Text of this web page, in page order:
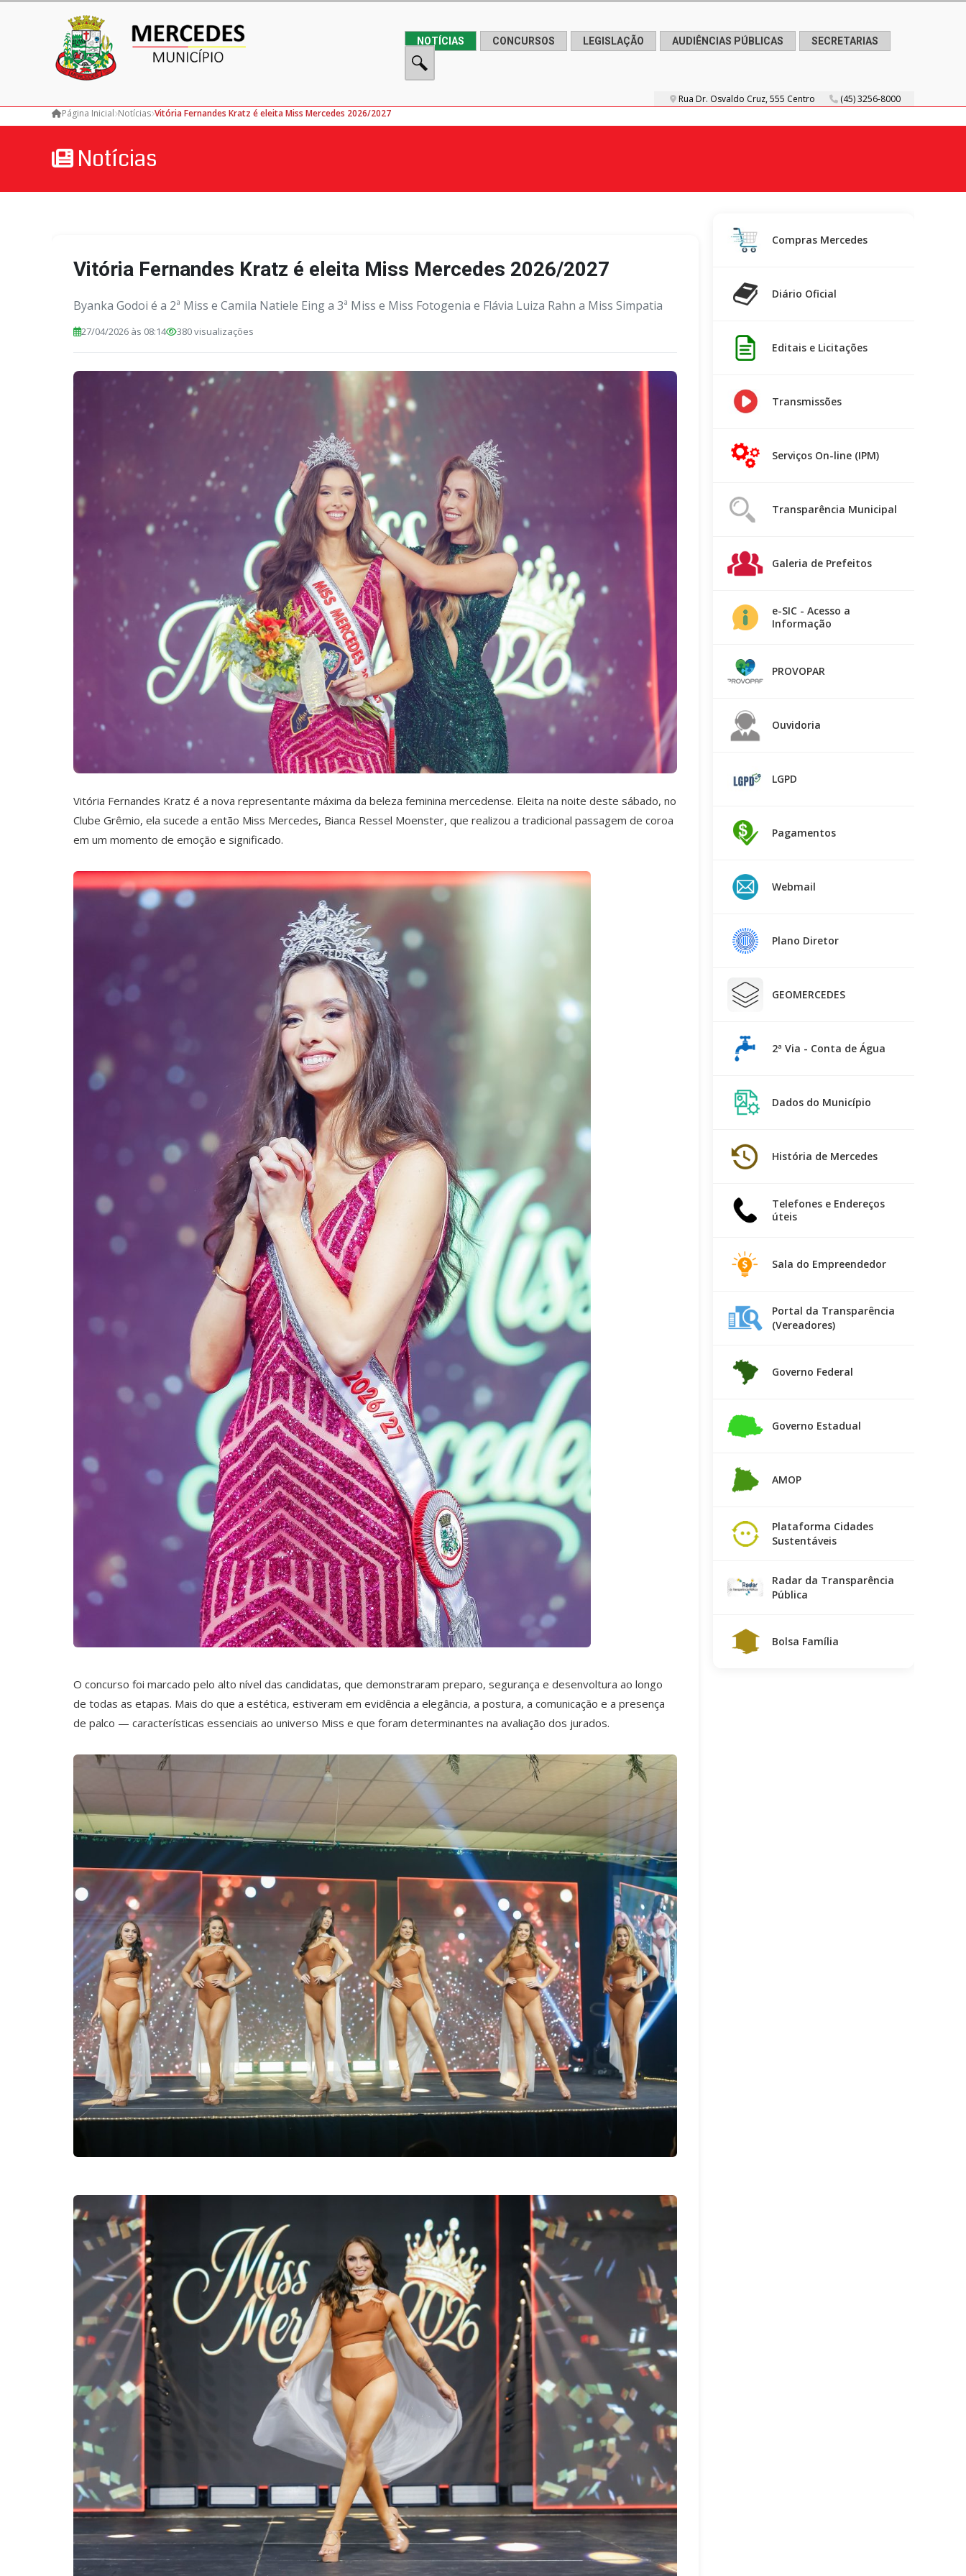
NOTÍCIAS CONCURSOS LEGISLAÇÃO AUDIÊNCIAS PÚBLICAS SECRETARIAS
Rua Dr. Osvaldo Cruz, 555 Centro
(45) 3256-8000
Página Inicial Notícias Vitória Fernandes Kratz é eleita Miss Mercedes 2026/2027
Notícias
Vitória Fernandes Kratz é eleita Miss Mercedes 2026/2027
Byanka Godoi é a 2ª Miss e Camila Natiele Eing a 3ª Miss e Miss Fotogenia e Flávia Luiza Rahn a Miss Simpatia
27/04/2026 às 08:14 380 visualizações
Vitória Fernandes Kratz é a nova representante máxima da beleza feminina mercedense. Eleita na noite deste sábado, no
Clube Grêmio, ela sucede a então Miss Mercedes, Bianca Ressel Moenster, que realizou a tradicional passagem de coroa
em um momento de emoção e significado.
O concurso foi marcado pelo alto nível das candidatas, que demonstraram preparo, segurança e desenvoltura ao longo
de todas as etapas. Mais do que a estética, estiveram em evidência a elegância, a postura, a comunicação e a presença
de palco — características essenciais ao universo Miss e que foram determinantes na avaliação dos jurados.
Compras Mercedes
Diário Oficial
Editais e Licitações
Transmissões
Serviços On-line (IPM)
Transparência Municipal
Galeria de Prefeitos
e-SIC - Acesso a
Informação
PROVOPAR
Ouvidoria
LGPD
Pagamentos
Webmail
Plano Diretor
GEOMERCEDES
2ª Via - Conta de Água
Dados do Município
História de Mercedes
Telefones e Endereços
úteis
Sala do Empreendedor
Portal da Transparência
(Vereadores)
Governo Federal
Governo Estadual
AMOP
Plataforma Cidades
Sustentáveis
Radar da Transparência
Pública
Bolsa Família